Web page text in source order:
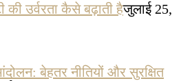
की उर्वरता कैसे बढ़ाती हैजुलाई 25,
बेहतर नीतियों और सुरक्षित